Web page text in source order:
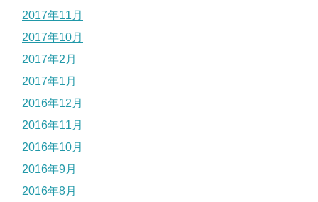
2017年11月
2017年10月
2017年2月
2017年1月
2016年12月
2016年11月
2016年10月
2016年9月
2016年8月